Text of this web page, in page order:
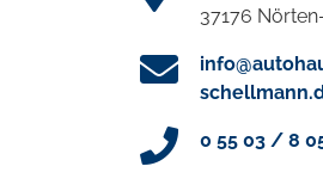
37176
0 55 03 / 8